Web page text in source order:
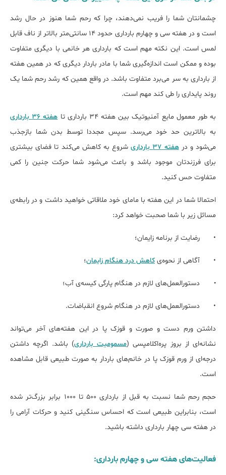
چشمانتان شما را فریب نمی‌دهند، چرا که رحم شما هنوز در حال رشد
است و در هفته سی و چهارم بارداری حدود 14 سانتی‌متر بالاتر از ناف قابل
لمس است. این نکته مهم است که بارداری هر خانمی با دیگری متفاوت
بوده و ممکن است اندازه‌گیری شما با مادر باردار دیگری که در همین هفته
از بارداری به سر می‌برد متفاوت باشد. در واقع همین که رشد رحم شما یک
روند پایداری را طی کند مهم است.
به طور معمول مایع آمنیوتیک بین هفته‌ 34 بارداری تا
هفته 36 بارداری
به بالاترین حد خود می‌رسد. سپس مجددا توسط بدن شما بازجذب
می‌شود و درهفته 37 بارداری
شروع به کاهش می‌کند تا فضای بیشتری
برای فرزندتان موجود باشد و باعث می‌شود شما حرکت جنین را کمی
متفاوت حس کنید.
احتمالا شما در این هفته با مامای خود ملاقاتی خواهید داشت و در رابطه‌ی
مسائل زیر با شما صحبت خواهد کرد:
• رضایت از برنامه‌ زایمان؛
• آگاهی از نحوه‌ی کاهش درد هنگام زایمان؛
• دستورالعمل‌های لازم در هنگام پارگی کیسه‌ی آب؛
• دستورالعمل‌های لازم در هنگام شروع انقباضات.
داشتن ورم دست و صورت و قوزک پا در این هفته‌های آخر می‌تواند
نشانه‌ای از بروز پره‌اکلامپسی (مسمومیت بارداری) باشد. اگرچه داشتن
درجه‌ای از ورم قوزک پا در خانم‌های باردار به صورت طبیعی قابل مشاهده
است.
حجم رحم شما نسبت به قبل از بارداری 500 تا 1000 برابر بزرگ‌تر شده
است، بنابراین طبیعی است که احساس سنگینی کنید و حرکات آرامی را
در هفته سی چهار بارداری داشته باشید.
فعالیت‌های هفته سی و چهارم بارداری: